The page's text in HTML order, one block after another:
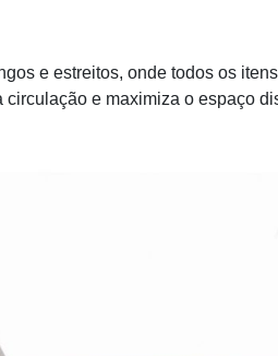
e estreitos, onde todos os
e maximiza o espaço